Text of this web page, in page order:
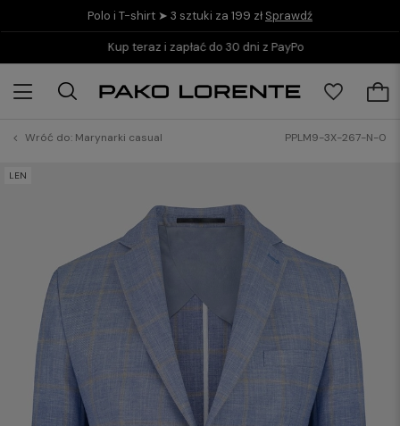
Polo i T-shirt ➤ 3 sztuki za 199 zł Sprawdź
Kup teraz i zapłać do 30 dni z PayPo
Wróć do: Marynarki casual PPLM9-3X-267-N-0
LEN